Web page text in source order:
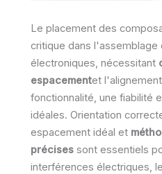
Le placement des
critique dans l'assemblage
électroniques, nécessitant
espacementet
fonctionnalité, une fiabilité
idéales. Orientation
espacement idéal et
précises sont essentiels
interférences électriques,